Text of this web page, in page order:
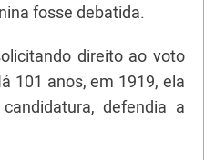
fosse debatida.
direito ao voto
101 anos, em 1919, ela
defendia a